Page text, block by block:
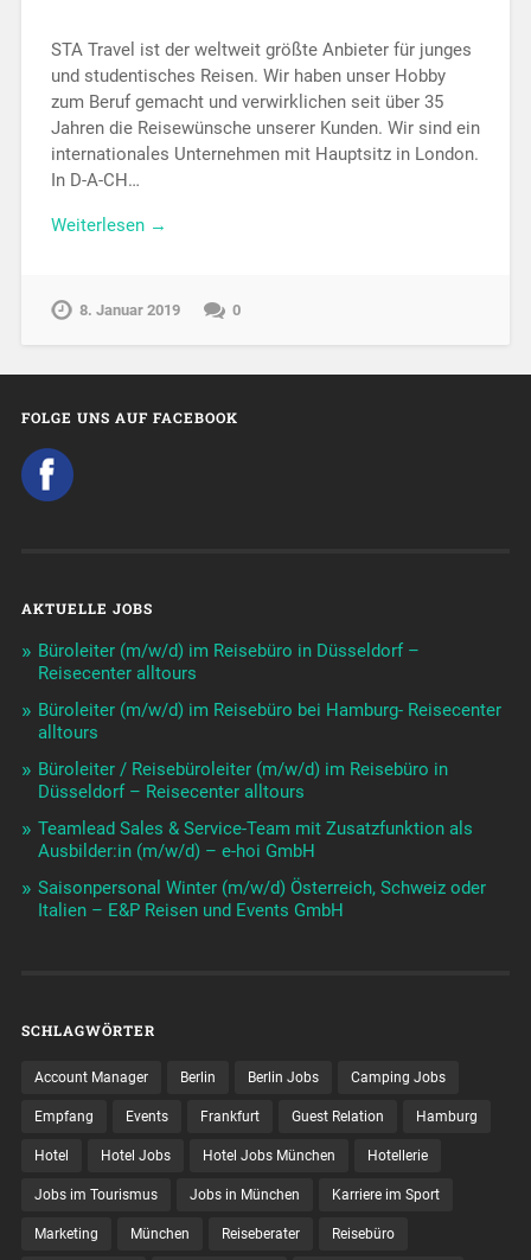
STA Travel ist der weltweit größte Anbieter für junges
und studentisches Reisen. Wir haben unser Hobby
zum Beruf gemacht und verwirklichen seit über 35
Jahren die Reisewünsche unserer Kunden. Wir sind ein
internationales Unternehmen mit Hauptsitz in London.
In D-A-CH…
Weiterlesen →
8. Januar 2019 0
FOLGE UNS AUF FACEBOOK
AKTUELLE JOBS
Büroleiter (m/w/d) im Reisebüro in Düsseldorf –
Reisecenter alltours
Büroleiter (m/w/d) im Reisebüro bei Hamburg- Reisecenter
alltours
Büroleiter / Reisebüroleiter (m/w/d) im Reisebüro in
Düsseldorf – Reisecenter alltours
Teamlead Sales & Service-Team mit Zusatzfunktion als
Ausbilder:in (m/w/d) – e-hoi GmbH
Saisonpersonal Winter (m/w/d) Österreich, Schweiz oder
Italien – E&P Reisen und Events GmbH
SCHLAGWÖRTER
Account Manager Berlin Berlin Jobs Camping Jobs
Empfang Events Frankfurt Guest Relation Hamburg
Hotel Hotel Jobs Hotel Jobs München Hotellerie
Jobs im Tourismus Jobs in München Karriere im Sport
Marketing München Reiseberater Reisebüro